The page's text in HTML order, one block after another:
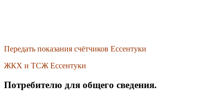
Передать показания счётчиков Ессентуки
ЖКХ и ТСЖ Ессентуки
Потребителю для общего сведения.